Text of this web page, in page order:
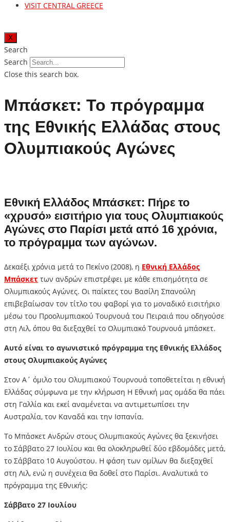
VISIT CENTRAL GREECE
X
Search
Search
Close this search box.
Μπάσκετ: Το πρόγραμμα
της Εθνικής Eλλάδας στους
Ολυμπιακούς Αγώνες
Εθνική Ελλάδος Μπάσκετ: Πήρε το
«χρυσό» εισιτήριο για τους Ολυμπιακούς
Αγώνες στο Παρίσι μετά από 16 χρόνια,
το πρόγραμμα των αγώνων.
Δεκαέξι χρόνια μετά το Πεκίνο (2008), η Εθνική Ελλάδος
Μπάσκετ των ανδρών επιστρέφει με κάθε επισημότητα σε
Ολυμπιακούς Αγώνες. Οι παίκτες του Βασίλη Σπανούλη
επιβεβαίωσαν τον τίτλο του φαβορί για το μοναδικό εισιτήριο
μέσω του Προολυμπιακού Τουρνουά του Πειραιά που οδηγούσε
στη Λιλ, όπου θα διεξαχθεί το Ολυμπιακό Τουρνουά μπάσκετ.
Αυτό είναι το αγωνιστικό πρόγραμμα της Εθνικής Ελλάδος
στους Ολυμπιακούς Αγώνες
Στον Α΄ όμιλο του Ολυμπιακού Τουρνουά τοποθετείται η εθνική
Ελλάδας σύμφωνα με την κλήρωση Η Εθνική μας ομάδα θα πάει
στη Γαλλία και εκεί αναμένεται να αντιμετωπίσει την
Αυστραλία, τον Καναδά και την Ισπανία.
Το Μπάσκετ Ανδρών στους Ολυμπιακούς Αγώνες θα ξεκινήσει
το Σάββατο 27 Ιουλίου και θα ολοκληρωθεί δύο εβδομάδες μετά,
το Σάββατο 10 Αυγούστου. Η φάση των ομίλων θα διεξαχθεί
στη Λιλ, ενώ η συνέχεια θα δοθεί στο Παρίσι. Αναλυτικά το
πρόγραμμα της Εθνικής:
Σάββατο 27 Ιουλίου